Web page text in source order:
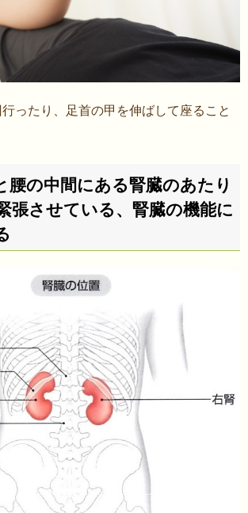
ったり、足首の甲を伸ばして座ること
腰の中間にある腎臓のあたり
張させている、腎臓の機能に